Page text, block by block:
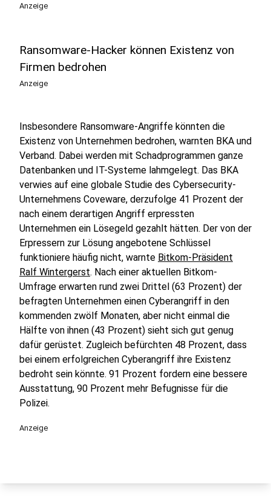
Anzeige
Ransomware-Hacker können Existenz von
Firmen bedrohen
Anzeige
Insbesondere Ransomware-Angriffe könnten die
Existenz von Unternehmen bedrohen, warnten BKA und
Verband. Dabei werden mit Schadprogrammen ganze
Datenbanken und IT-Systeme lahmgelegt. Das BKA
verwies auf eine globale Studie des Cybersecurity-
Unternehmens Coveware, derzufolge 41 Prozent der
nach einem derartigen Angriff erpressten
Unternehmen ein Lösegeld gezahlt hätten. Der von der
Erpressern zur Lösung angebotene Schlüssel
funktioniere häufig nicht, warnte Bitkom-Präsident
Ralf Wintergerst. Nach einer aktuellen Bitkom-
Umfrage erwarten rund zwei Drittel (63 Prozent) der
befragten Unternehmen einen Cyberangriff in den
kommenden zwölf Monaten, aber nicht einmal die
Hälfte von ihnen (43 Prozent) sieht sich gut genug
dafür gerüstet. Zugleich befürchten 48 Prozent, dass
bei einem erfolgreichen Cyberangriff ihre Existenz
bedroht sein könnte. 91 Prozent fordern eine bessere
Ausstattung, 90 Prozent mehr Befugnisse für die
Polizei.
Anzeige